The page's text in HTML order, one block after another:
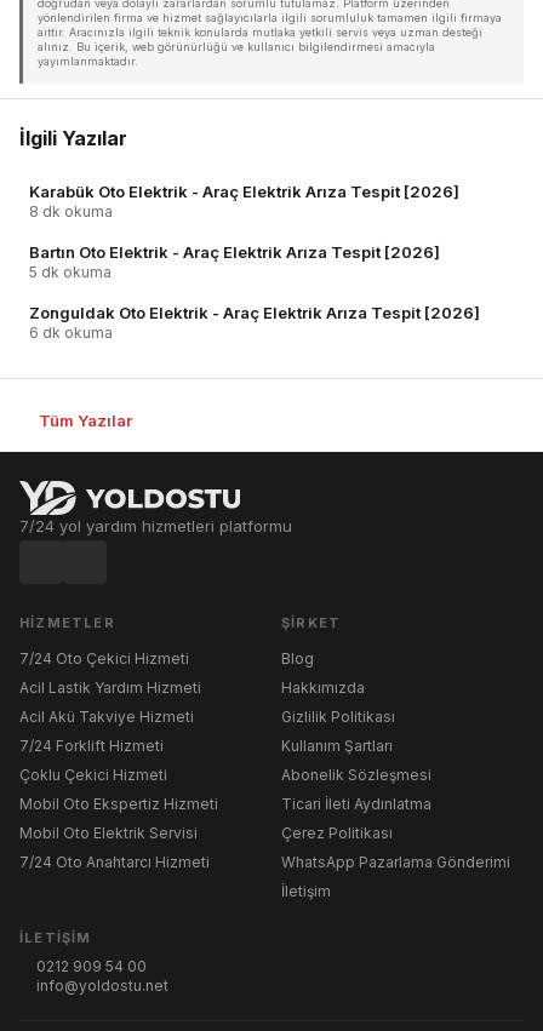
doğrudan veya dolaylı zararlardan sorumlu tutulamaz. Platform üzerinden
yönlendirilen firma ve hizmet sağlayıcılarla ilgili sorumluluk tamamen ilgili firmaya
aittir. Aracınızla ilgili teknik konularda mutlaka yetkili servis veya uzman desteği
alınız. Bu içerik, web görünürlüğü ve kullanıcı bilgilendirmesi amacıyla
yayımlanmaktadır.
İlgili Yazılar
Karabük Oto Elektrik - Araç Elektrik Arıza Tespit [2026]
8 dk okuma
Bartın Oto Elektrik - Araç Elektrik Arıza Tespit [2026]
5 dk okuma
Zonguldak Oto Elektrik - Araç Elektrik Arıza Tespit [2026]
6 dk okuma
Tüm Yazılar
7/24 yol yardım hizmetleri platformu
HIZMETLER
7/24 Oto Çekici Hizmeti
Acil Lastik Yardım Hizmeti
Acil Akü Takviye Hizmeti
7/24 Forklift Hizmeti
Çoklu Çekici Hizmeti
Mobil Oto Ekspertiz Hizmeti
Mobil Oto Elektrik Servisi
7/24 Oto Anahtarcı Hizmeti
ŞIRKET
Blog
Hakkımızda
Gizlilik Politikası
Kullanım Şartları
Abonelik Sözleşmesi
Ticari İleti Aydınlatma
Çerez Politikası
WhatsApp Pazarlama Gönderimi
İletişim
İLETIŞIM
0212 909 54 00
info@yoldostu.net